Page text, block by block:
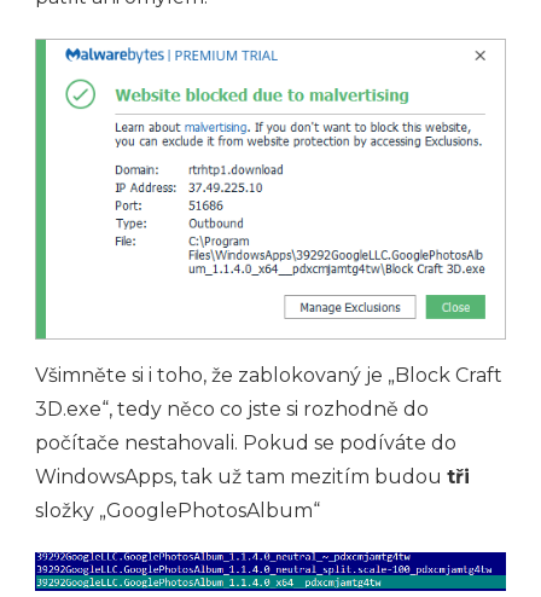
Všimněte si i toho, že zablokovaný je „Block Craft
3D.exe“, tedy něco co jste si rozhodně do
počítače nestahovali. Pokud se podíváte do
WindowsApps, tak už tam mezitím budou tři
složky „GooglePhotosAlbum“